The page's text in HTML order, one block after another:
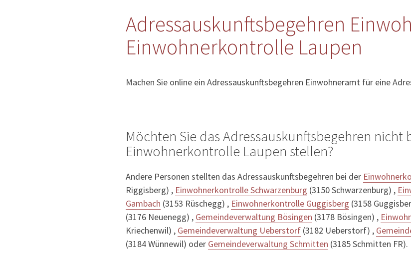
Adressauskunftsbegehren
Einwohnerkontrolle Laupen
Machen Sie online ein Adressauskunftsbegehren Einwohneramt für eine
Möchten Sie das Adressauskunftsbegehren nicht
Einwohnerkontrolle Laupen stellen?
Andere Personen stellten das Adressauskunftsbegehren bei der
Riggisberg) , Einwohnerkontrolle Schwarzenburg (3150 Schwarzenburg) ,
Gambach (3153 Rüschegg) , Einwohnerkontrolle Guggisberg (3158
(3176 Neuenegg) , Gemeindeverwaltung Bösingen (3178 Bösingen) ,
Kriechenwil) , Gemeindeverwaltung Ueberstorf (3182 Ueberstorf) ,
(3184 Wünnewil) oder Gemeindeverwaltung Schmitten (3185 Schmitten FR).